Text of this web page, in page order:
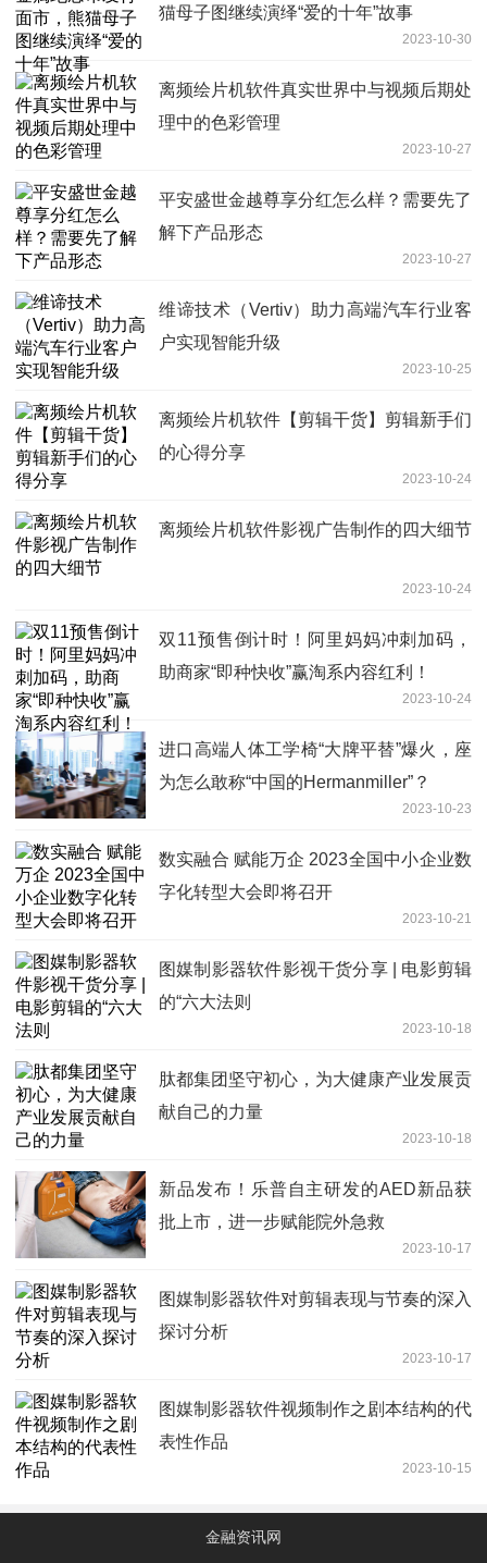
猫母子图继续演绎“爱的十年”故事
2023-10-30
离频绘片机软件真实世界中与视频后期处
理中的色彩管理
2023-10-27
平安盛世金越尊享分红怎么样？需要先了
解下产品形态
2023-10-27
维谛技术（Vertiv）助力高端汽车行业客
户实现智能升级
2023-10-25
离频绘片机软件【剪辑干货】剪辑新手们
的心得分享
2023-10-24
离频绘片机软件影视广告制作的四大细节
2023-10-24
双11预售倒计时！阿里妈妈冲刺加码，
助商家“即种快收”赢淘系内容红利！
2023-10-24
进口高端人体工学椅“大牌平替”爆火，座
为怎么敢称“中国的Hermanmiller”？
2023-10-23
数实融合 赋能万企 2023全国中小企业数
字化转型大会即将召开
2023-10-21
图媒制影器软件影视干货分享 | 电影剪辑
的“六大法则
2023-10-18
肽都集团坚守初心，为大健康产业发展贡
献自己的力量
2023-10-18
新品发布！乐普自主研发的AED新品获
批上市，进一步赋能院外急救
2023-10-17
图媒制影器软件对剪辑表现与节奏的深入
探讨分析
2023-10-17
图媒制影器软件视频制作之剧本结构的代
表性作品
2023-10-15
金融资讯网